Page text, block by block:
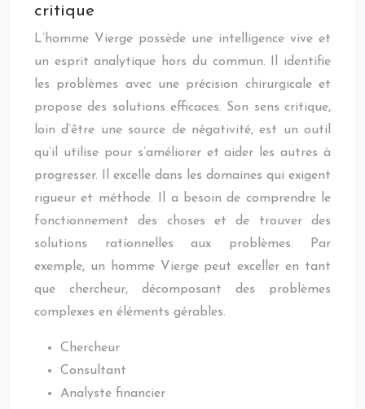
critique
L’homme Vierge possède une intelligence vive et
un esprit analytique hors du commun. Il identifie
les problèmes avec une précision chirurgicale et
propose des solutions efficaces. Son sens critique,
loin d’être une source de négativité, est un outil
qu’il utilise pour s’améliorer et aider les autres à
progresser. Il excelle dans les domaines qui exigent
rigueur et méthode. Il a besoin de comprendre le
fonctionnement des choses et de trouver des
solutions rationnelles aux problèmes. Par
exemple, un homme Vierge peut exceller en tant
que chercheur, décomposant des problèmes
complexes en éléments gérables.
Chercheur
Consultant
Analyste financier